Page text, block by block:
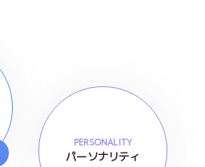
PERSONALITY
パーソナリティ